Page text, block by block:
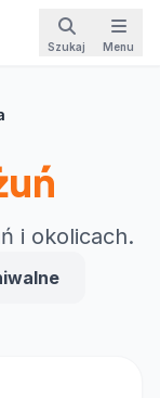
Szukaj Menu
i okolicach.